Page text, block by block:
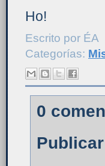
Ho!
Escrito por ÉA
Categorías:
0